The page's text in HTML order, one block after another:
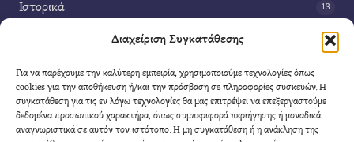
Διαχείριση Συγκατάθεσης
Για να παρέχουμε την καλύτερη εμπειρία, χρησιμοποιούμε τεχνολογίες όπως
cookies για την αποθήκευση ή/και την πρόσβαση σε πληροφορίες συσκευών. Η
συγκατάθεση για τις εν λόγω τεχνολογίες θα μας επιτρέψει να επεξεργαστούμε
δεδομένα προσωπικού χαρακτήρα, όπως συμπεριφορά περιήγησης ή μοναδικά
αναγνωριστικά σε αυτόν τον ιστότοπο. Η μη συγκατάθεση ή η ανάκληση της
Ιστορικά 13
42
Τέχνη 3
Τεχνολογία
Υγεία